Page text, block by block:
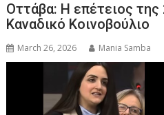
Οττάβα: Η επέτειος
Καναδικό Κοινοβούλιο
March 26, 2026 Mania Samba